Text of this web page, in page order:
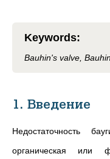
Keywords:
Bauhin's valve,
1. Введение
Недостаточность
органическая или